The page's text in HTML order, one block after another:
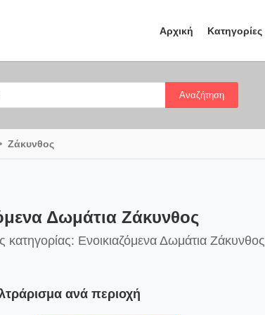
Αρχική Κατηγορίες
Αναζήτηση
Ζάκυνθος
Δωμάτια Ζάκυνθος
κατηγορίας: Ενοικιαζόμενα Δωμάτια Ζάκυνθος
ανά περιοχή